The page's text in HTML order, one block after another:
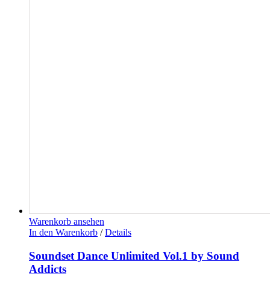
Warenkorb ansehen
In den Warenkorb / Details
Soundset Dance Unlimited Vol.1 by Sound
Addicts